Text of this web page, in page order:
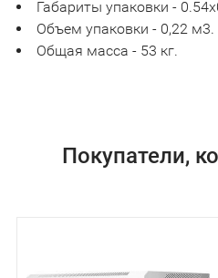
Габариты упаковки -
Объем упаковки - 0,22 м3.
Общая масса - 53 кг.
Покупатели,